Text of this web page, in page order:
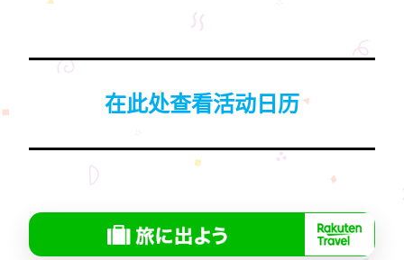
在此处查看活动日历